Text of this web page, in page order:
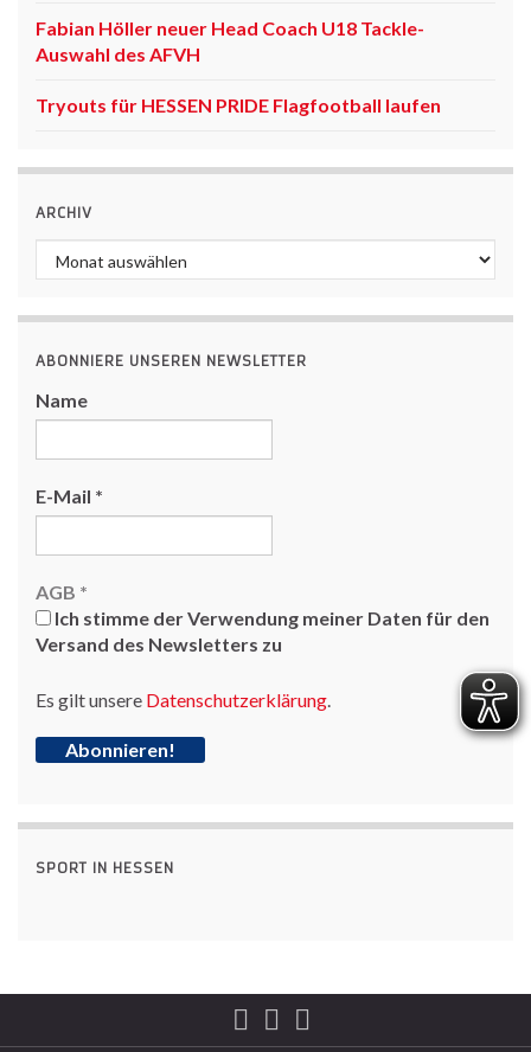
Fabian Höller neuer Head Coach U18 Tackle-
Auswahl des AFVH
Tryouts für HESSEN PRIDE Flagfootball laufen
ARCHIV
Archiv
ABONNIERE UNSEREN NEWSLETTER
Name
E-Mail *
AGB *
Ich stimme der Verwendung meiner Daten für den
Versand des Newsletters zu
Es gilt unsere Datenschutzerklärung.
SPORT IN HESSEN